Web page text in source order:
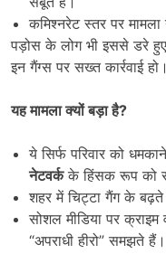
कमिश्नरेट स्तर पर मामला
पड़ोस के लोग भी इससे डरे
इन गैंग्स पर सख्त कार्रवाई हो।
यह मामला क्यों बड़ा है?
ये सिर्फ परिवार को
नेटवर्कके हिंसक रूप को
शहर में चिट्टा गैंग के बढ़ते
सोशल मीडिया पर क्राइम
“अपराधी हीरो” समझते हैं।